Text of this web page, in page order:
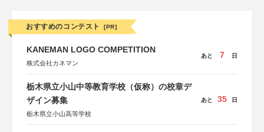
おすすめのコンテスト [PR]
KANEMAN LOGO COMPETITION
株式会社カネマン
あと 7 日
栃木県立小山中等教育学校（仮称）の校章デ
ザイン募集
栃木県立小山高等学校
あと 35 日